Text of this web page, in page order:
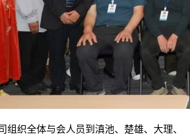
组织全体与会人员到滇池、楚雄、大理、